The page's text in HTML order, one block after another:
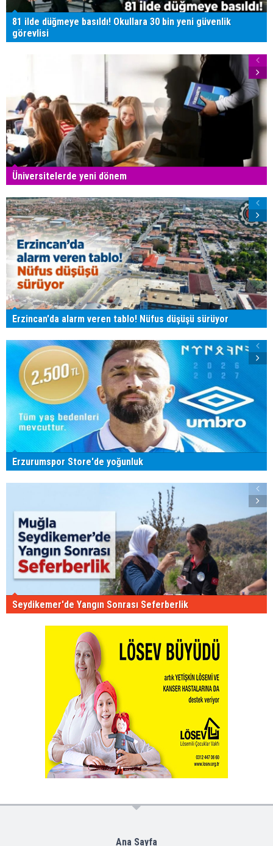
81 ilde düğmeye basıldı! Okullara 30 bin yeni güvenlik
görevlisi
Üniversitelerde yeni dönem
Erzincan'da alarm veren tablo! Nüfus düşüşü sürüyor
Erzurumspor Store'de yoğunluk
Seydikemer'de Yangın Sonrası Seferberlik
Ana Sayfa